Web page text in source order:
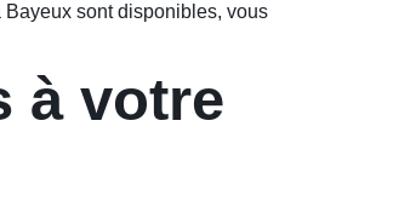
Bayeux sont disponibles, vous
à votre